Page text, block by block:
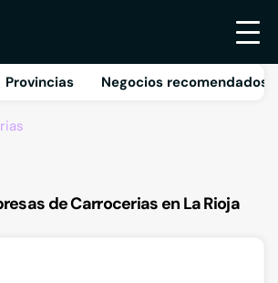
Provincias Negocios recomendados
de Carrocerias en La Rioja